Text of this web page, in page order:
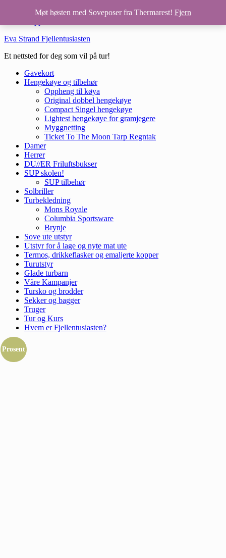
Hopp til hovedinnhold
Eva Strand Fjellentusiasten
Et nettsted for deg som vil på tur!
Gavekort
Hengekøye og tilbehør
Oppheng til køya
Original dobbel hengekøye
Compact Singel hengekøye
Lightest hengekøye for gramjegere
Myggnetting
Ticket To The Moon Tarp Regntak
Damer
Herrer
DU//ER Friluftsbukser
SUP skolen!
SUP tilbehør
Solbriller
Turbekledning
Mons Royale
Columbia Sportsware
Brynje
Sove ute utstyr
Utstyr for å lage og nyte mat ute
Termos, drikkeflasker og emaljerte kopper
Turutstyr
Glade turbarn
Våre Kampanjer
Tursko og brodder
Sekker og bagger
Truger
Tur og Kurs
Hvem er Fjellentusiasten?
Prosent
Møt høsten med Soveposer fra Thermarest! Fjern